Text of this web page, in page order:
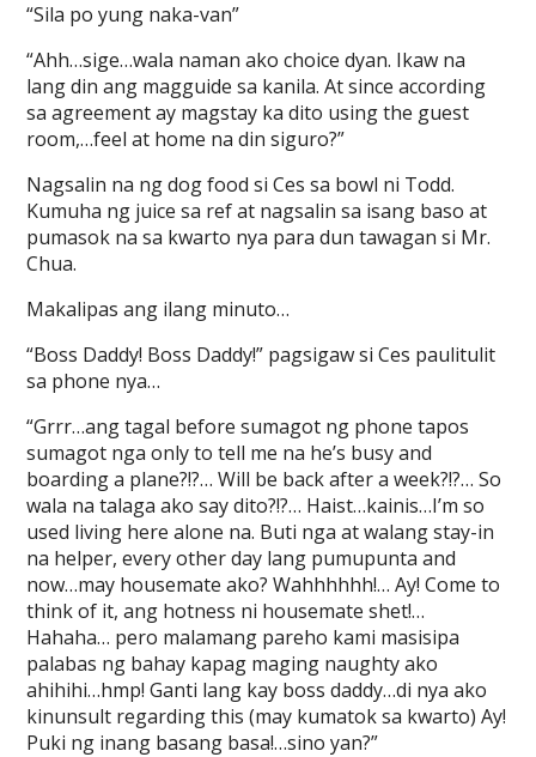
“Sila po yung naka-van”
“Ahh…sige…wala naman ako choice dyan. Ikaw na
lang din ang magguide sa kanila. At since according
sa agreement ay magstay ka dito using the guest
room,…feel at home na din siguro?”
Nagsalin na ng dog food si Ces sa bowl ni Todd.
Kumuha ng juice sa ref at nagsalin sa isang baso at
pumasok na sa kwarto nya para dun tawagan si Mr.
Chua.
Makalipas ang ilang minuto…
“Boss Daddy! Boss Daddy!” pagsigaw si Ces paulitulit
sa phone nya…
“Grrr…ang tagal before sumagot ng phone tapos
sumagot nga only to tell me na he’s busy and
boarding a plane?!?… Will be back after a week?!?… So
wala na talaga ako say dito?!?… Haist…kainis…I’m so
used living here alone na. Buti nga at walang stay-in
na helper, every other day lang pumupunta and
now…may housemate ako? Wahhhhhh!… Ay! Come to
think of it, ang hotness ni housemate shet!…
Hahaha… pero malamang pareho kami masisipa
palabas ng bahay kapag maging naughty ako
ahihihi…hmp! Ganti lang kay boss daddy…di nya ako
kinunsult regarding this (may kumatok sa kwarto) Ay!
Puki ng inang basang basa!…sino yan?”